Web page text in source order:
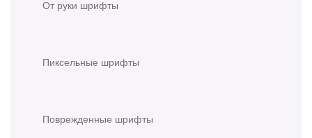
От руки шрифты
Пиксельные шрифты
Поврежденные шрифты